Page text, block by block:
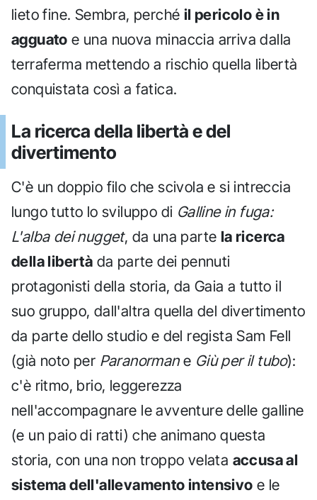
lieto fine. Sembra, perché il pericolo è in
agguato e una nuova minaccia arriva dalla
terraferma mettendo a rischio quella libertà
conquistata così a fatica.
La ricerca della libertà e del
divertimento
C'è un doppio filo che scivola e si intreccia
lungo tutto lo sviluppo di Galline in fuga:
L'alba dei nugget, da una parte la ricerca
della libertà da parte dei pennuti
protagonisti della storia, da Gaia a tutto il
suo gruppo, dall'altra quella del divertimento
da parte dello studio e del regista Sam Fell
(già noto per Paranormane Giù per il tubo):
c'è ritmo, brio, leggerezza
nell'accompagnare le avventure delle galline
(e un paio di ratti) che animano questa
storia, con una non troppo velata accusa al
sistema dell'allevamento intensivo e le